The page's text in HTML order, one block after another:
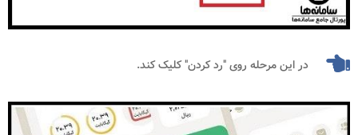
در این مرحله روی "رد کردن" کلیک کند.